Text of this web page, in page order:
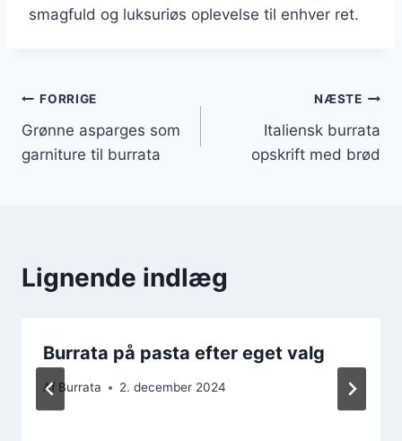
smagfuld og luksuriøs oplevelse til enhver ret.
Indlægsnavigation
FORRIGE
Grønne asparges som
garniture til burrata
NÆSTE
Italiensk burrata
opskrift med brød
Lignende indlæg
Burrata på pasta efter eget valg
Af Burrata 2. december 2024